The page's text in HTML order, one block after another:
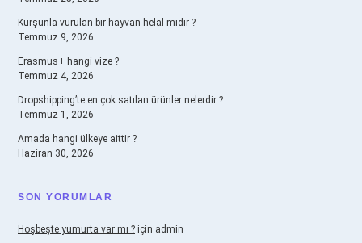
Kurşunla vurulan bir hayvan helal midir ?
Temmuz 9, 2026
Erasmus+ hangi vize ?
Temmuz 4, 2026
Dropshipping’te en çok satılan ürünler nelerdir ?
Temmuz 1, 2026
Amada hangi ülkeye aittir ?
Haziran 30, 2026
SON YORUMLAR
Hoşbeşte yumurta var mı ? için admin